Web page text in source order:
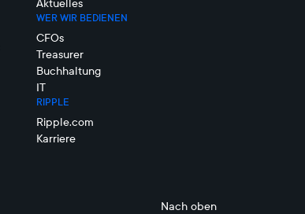
Aktuelles
WER WIR BEDIENEN
CFOs
Treasurer
Buchhaltung
IT
RIPPLE
Ripple.com
Karriere
Nach oben